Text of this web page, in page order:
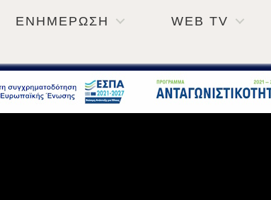
ΕΝΗΜΕΡΩΣΗ WEB TV